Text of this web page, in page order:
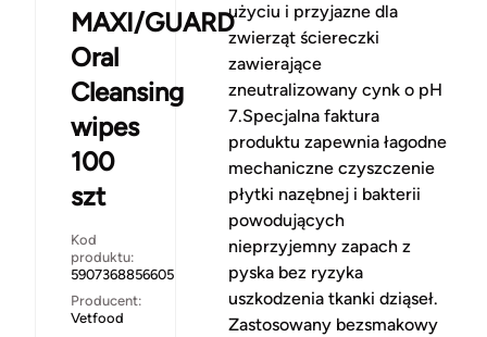
MAXI/GUARD
Oral
Cleansing
wipes
100
szt
Kod
produktu:
5907368856605
Producent:
Vetfood
użyciu i przyjazne dla
zwierząt ściereczki
zawierające
zneutralizowany cynk o pH
7.Specjalna faktura
produktu zapewnia łagodne
mechaniczne czyszczenie
płytki nazębnej i bakterii
powodujących
nieprzyjemny zapach z
pyska bez ryzyka
uszkodzenia tkanki dziąseł.
Zastosowany bezsmakowy